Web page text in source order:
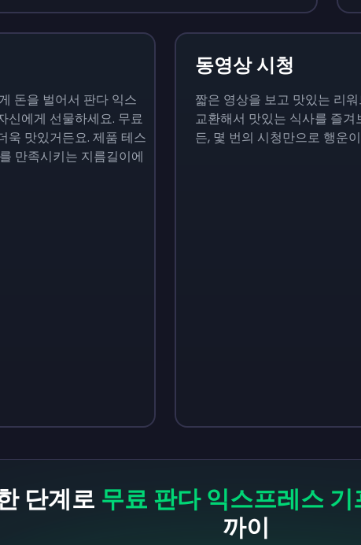
돈을 벌어서 판다 익스
신에게 선물하세요. 무료
욱 맛있거든요. 제품 테스
만족시키는 지름길이에
동영상 시청
짧은 영상을 보고 맛있는 리
교환해서 맛있는 식사를 즐
든, 몇 번의 시청만으로 행운
단계로 무료 판다 익스프레스
까이